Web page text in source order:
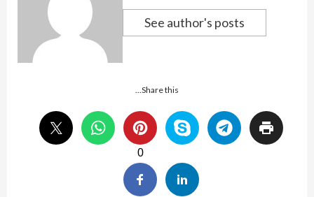
See author's posts
Share this...
0